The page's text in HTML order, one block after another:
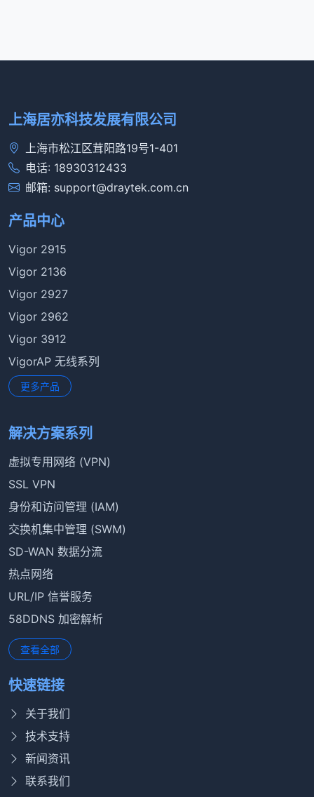
上海居亦科技发展有限公司
上海市松江区茸阳路19号1-401
电话: 18930312433
邮箱: support@draytek.com.cn
产品中心
Vigor 2915
Vigor 2136
Vigor 2927
Vigor 2962
Vigor 3912
VigorAP 无线系列
更多产品
解决方案系列
虚拟专用网络 (VPN)
SSL VPN
身份和访问管理 (IAM)
交换机集中管理 (SWM)
SD-WAN 数据分流
热点网络
URL/IP 信誉服务
58DDNS 加密解析
查看全部
快速链接
关于我们
技术支持
新闻资讯
联系我们